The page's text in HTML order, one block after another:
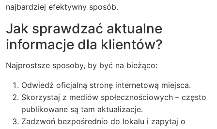
najbardziej efektywny sposób.
Jak sprawdzać aktualne
informacje dla klientów?
Najprostsze sposoby, by być na bieżąco:
Odwiedź oficjalną stronę internetową miejsca.
Skorzystaj z mediów społecznościowych – często
publikowane są tam aktualizacje.
Zadzwoń bezpośrednio do lokalu i zapytaj o